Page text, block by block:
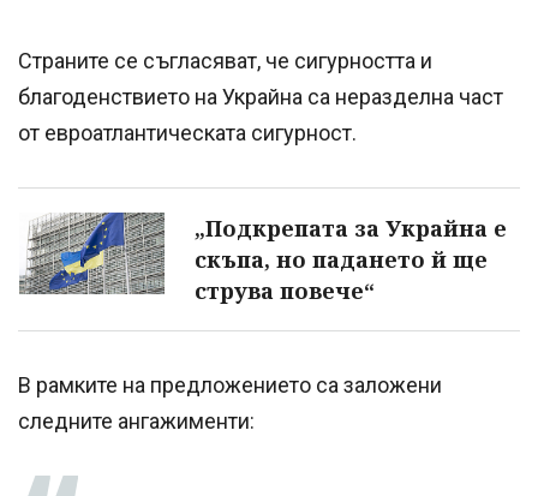
Страните се съгласяват, че сигурността и
благоденствието на Украйна са неразделна част
от евроатлантическата сигурност.
„Подкрепата за Украйна е
скъпа, но падането й ще
струва повече“
В рамките на предложението са заложени
следните ангажименти: